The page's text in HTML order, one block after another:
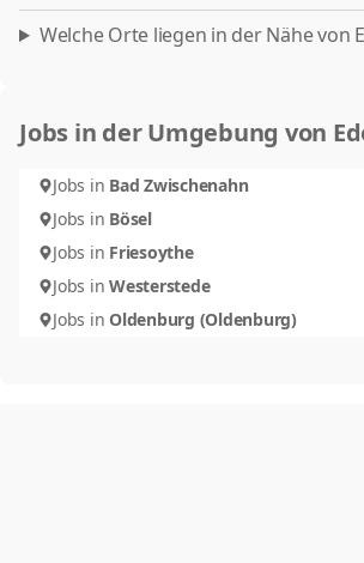
Welche Orte liegen in der Nähe von
Jobs in der Umgebung von
Jobs in Bad Zwischenahn
Jobs in Bösel
Jobs in Friesoythe
Jobs in Westerstede
Jobs in Oldenburg (Oldenburg)